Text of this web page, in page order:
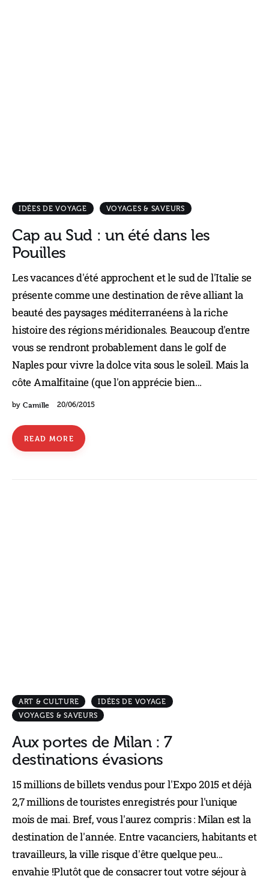
IDÉES DE VOYAGE VOYAGES & SAVEURS
Cap au Sud : un été dans les
Pouilles
Les vacances d'été approchent et le sud de l'Italie se
présente comme une destination de rêve alliant la
beauté des paysages méditerranéens à la riche
histoire des régions méridionales. Beaucoup d'entre
vous se rendront probablement dans le golf de
Naples pour vivre la dolce vita sous le soleil. Mais la
côte Amalfitaine (que l'on apprécie bien…
by Camille 20/06/2015
READ MORE
ART & CULTURE
IDÉES DE VOYAGE
VOYAGES & SAVEURS
Aux portes de Milan : 7
destinations évasions
15 millions de billets vendus pour l'Expo 2015 et déjà
2,7 millions de touristes enregistrés pour l'unique
mois de mai. Bref, vous l'aurez compris : Milan est la
destination de l'année. Entre vacanciers, habitants et
travailleurs, la ville risque d'être quelque peu...
envahie !Plutôt que de consacrer tout votre séjour à